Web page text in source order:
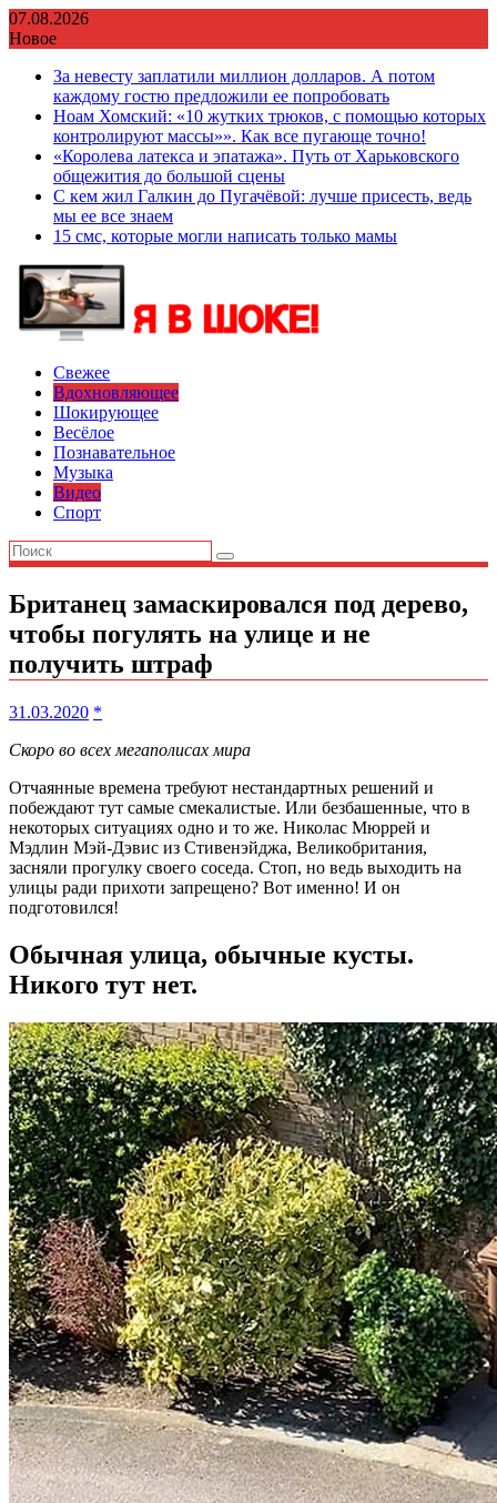
Перейти
к
07.08.2026
Новое
За невесту заплатили миллион долларов. А потом
каждому гостю предложили ее попробовать
Ноам Хомский: «10 жутких трюков, с помощью которых
контролируют массы»». Как все пугающе точно!
«Королева латекса и эпатажа». Путь от Харьковского
общежития до большой сцены
С кем жил Галкин до Пугачёвой: лучше присесть, ведь
мы ее все знаем
15 смс, которые могли написать только мамы
Свежее
Вдохновляющее
Шокирующее
Весёлое
Познавательное
Музыка
Видео
Спорт
Британец замаскировался под дерево,
чтобы погулять на улице и не
получить штраф
31.03.2020 *
Скоро во всех мегаполисах мира
Отчаянные времена требуют нестандартных решений и
побеждают тут самые смекалистые. Или безбашенные, что в
некоторых ситуациях одно и то же. Николас Мюррей и
Мэдлин Мэй-Дэвис из Стивенэйджа, Великобритания,
засняли прогулку своего соседа. Стоп, но ведь выходить на
улицы ради прихоти запрещено? Вот именно! И он
подготовился!
Обычная улица, обычные кусты.
Никого тут нет.